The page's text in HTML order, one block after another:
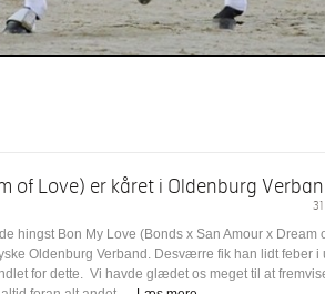
of Love) er kåret i Oldenburg
hingst Bon My Love (Bonds x San Amour x Dream
Oldenburg Verband. Desværre fik han lidt feber i
for dette. Vi havde glædet os meget til at